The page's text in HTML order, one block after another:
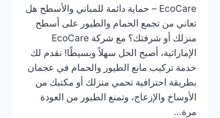
EcoCare – حماية دائمة للمباني والأسطح هل
تعاني من تجمع الحمام والطيور على أسطح
منزلك أو شرفتك؟ مع شركة EcoCare
الإماراتية، أصبح الحل سهلاً وبسيطًا! نقدم لك
خدمة تركيب مانع الطيور والحمام في عجمان
بطريقة احترافية تحمي منزلك أو مكتبك من
الأوساخ والإزعاج، وتمنع الطيور من العودة
مرة…